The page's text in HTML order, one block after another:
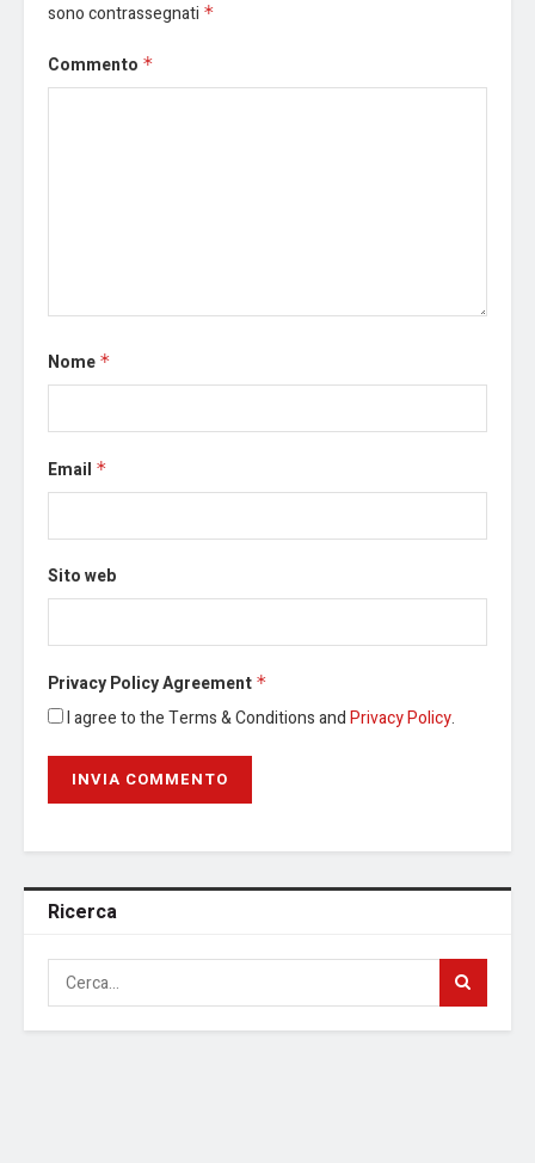
sono contrassegnati *
Commento *
Nome *
Email *
Sito web
Privacy Policy Agreement *
I agree to the Terms & Conditions andPrivacy Policy.
Ricerca